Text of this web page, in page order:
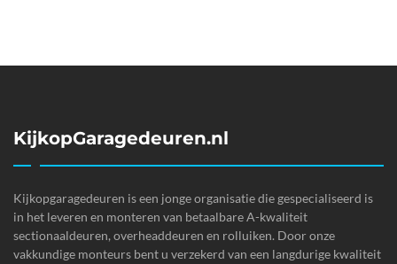
KijkopGaragedeuren.nl
Kijkopgaragedeuren is een jonge organisatie die gespecialiseerd is
in het leveren en monteren van betaalbare A-kwaliteit
sectionaaldeuren, overheaddeuren en rolluiken. Door onze
vakkundige monteurs bent u verzekerd van een langdurige kwaliteit